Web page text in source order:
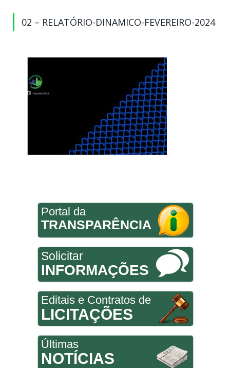
02 – RELATÓRIO-DINAMICO-FEVEREIRO-2024
Portal da
TRANSPARÊNCIA
Solicitar
INFORMAÇÕES
Editais e Contratos de
LICITAÇÕES
Últimas
NOTÍCIAS